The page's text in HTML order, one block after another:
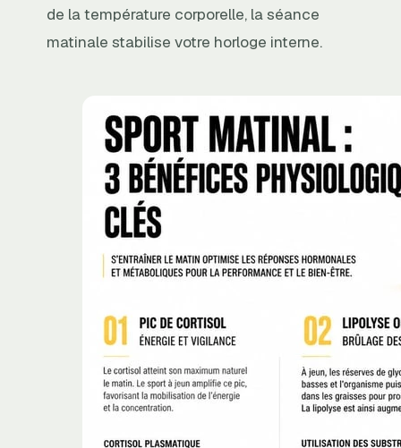
de la température corporelle, la séance
matinale stabilise votre horloge interne.